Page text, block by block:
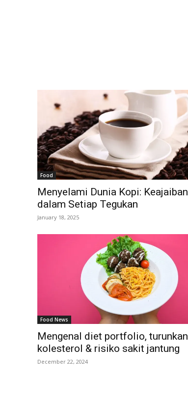
Food
Menyelami Dunia Kopi: Keajaiban
dalam Setiap Tegukan
January 18, 2025
Food News
Mengenal diet portfolio, turunkan
kolesterol & risiko sakit jantung
December 22, 2024